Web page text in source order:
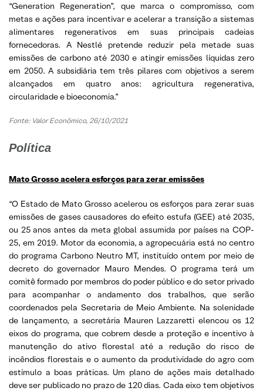
“Generation Regeneration”, que marca o compromisso, com
metas e ações para incentivar e acelerar a transição a sistemas
alimentares regenerativos em suas principais cadeias
fornecedoras. A Nestlé pretende reduzir pela metade suas
emissões de carbono até 2030 e atingir emissões líquidas zero
em 2050. A subsidiária tem três pilares com objetivos a serem
alcançados em quatro anos: agricultura regenerativa,
circularidade e bioeconomia.”
Fonte: Valor Econômico, 26/10/2021
Política
Mato Grosso acelera esforços para zerar emissões
“O Estado de Mato Grosso acelerou os esforços para zerar suas
emissões de gases causadores do efeito estufa (GEE) até 2035,
ou 25 anos antes da meta global assumida por países na COP-
25, em 2019. Motor da economia, a agropecuária está no centro
do programa Carbono Neutro MT, instituído ontem por meio de
decreto do governador Mauro Mendes. O programa terá um
comitê formado por membros do poder público e do setor privado
para acompanhar o andamento dos trabalhos, que serão
coordenados pela Secretaria de Meio Ambiente. Na solenidade
de lançamento, a secretária Mauren Lazzaretti elencou os 12
eixos do programa, que cobrem desde a proteção e incentivo à
manutenção do ativo florestal até a redução do risco de
incêndios florestais e o aumento da produtividade do agro com
estímulo a boas práticas. Um plano de ações mais detalhado
deve ser publicado no prazo de 120 dias. Cada eixo tem objetivos